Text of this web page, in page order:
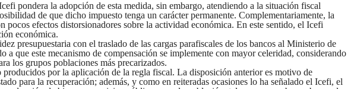
pondera la adopción de esta medida, sin embargo, atendiendo a la situación fiscal
de que dicho impuesto tenga un carácter permanente. Complementariamente, la
efectos distorsionadores sobre la actividad económica. En este sentido, el Icefi
económica.
presupuestaria con el traslado de las cargas parafiscales de los bancos al Ministerio de
que este mecanismo de compensación se implemente con mayor celeridad, considerando
los grupos poblaciones más precarizados.
por la aplicación de la regla fiscal. La disposición anterior es motivo de
para la recuperación; además, y como en reiteradas ocasiones lo ha señalado el Icefi, el